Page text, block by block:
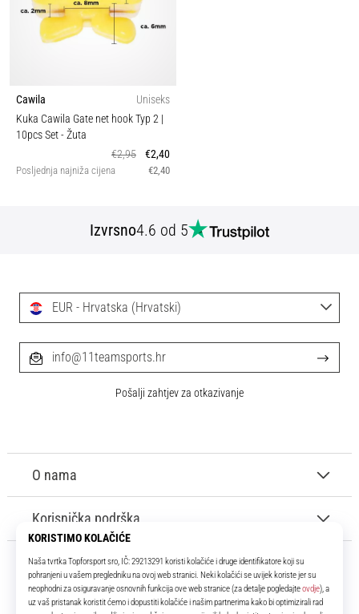
Cawila
Uniseks
Kuka Cawila Gate net hook Typ 2 |
10pcs Set- Žuta
€2,95
€2,40
Posljednja najniža cijena €2,40
Izvrsno4.6 od 5
O nama
Korisnička podrška
EUR - Hrvatska (Hrvatski)
info@11teamsports.hr
Pošalji zahtjev za otkazivanje